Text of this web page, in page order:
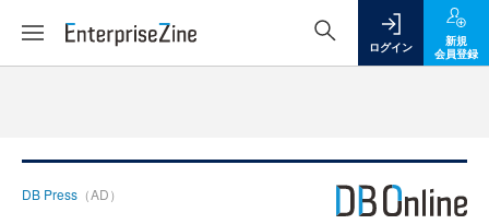
ログイン
新規
会員登録
DB Press （AD）